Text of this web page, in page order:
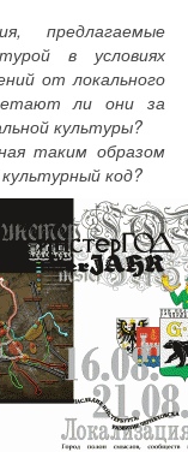
предлагаемые
в условиях
от локального
ли они за
культуры?
таким образом
код?